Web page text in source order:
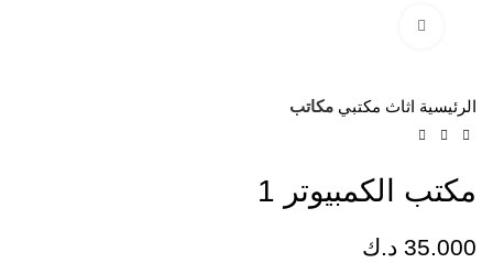
الرئيسية اثاث مكتبي مكاتب
مكتب الكمبيوتر 1
35.000 د.ك